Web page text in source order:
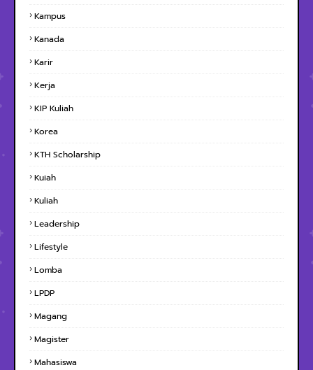
Kampus
Kanada
Karir
Kerja
KIP Kuliah
Korea
KTH Scholarship
Kuiah
Kuliah
Leadership
Lifestyle
Lomba
LPDP
Magang
Magister
Mahasiswa